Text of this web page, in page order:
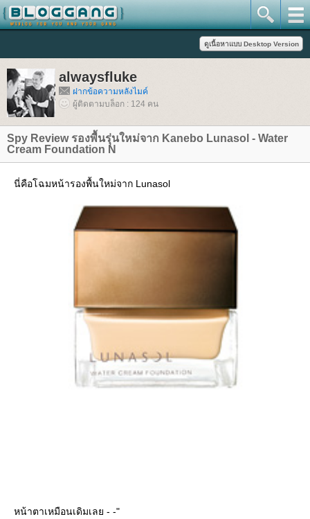
alwaysfluke
ฝากข้อความหลังไมค์
ผู้ติดตามบล็อก : 124 คน
Spy Review รองพื้นรุ่นใหม่จาก Kanebo Lunasol - Water
Cream Foundation N
นี่คือโฉมหน้ารองพื้นใหม่จาก Lunasol
หน้าตาเหมือนเดิมเลย - -"